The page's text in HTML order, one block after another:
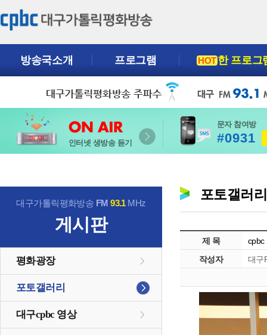
방송국소개 프로그램 HOT한 프로그
인터넷 생방송 듣기
문자 참여방
#0931
대구가톨릭평화방송 FM93.1MHz
게시판
평화광장
포토갤러리
대구cpbc 영상
포토갤러리
제 목
cpbc
작성자
대구